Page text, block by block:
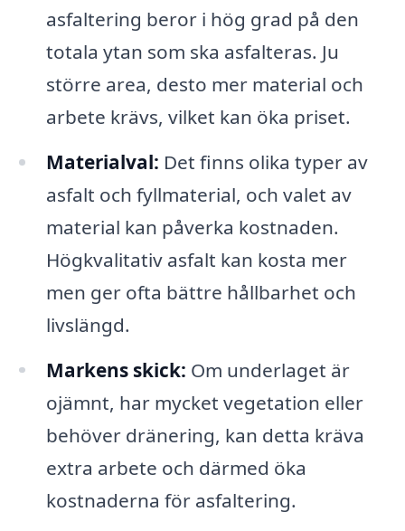
asfaltering beror i hög grad på den
totala ytan som ska asfalteras. Ju
större area, desto mer material och
arbete krävs, vilket kan öka priset.
Materialval: Det finns olika typer av
asfalt och fyllmaterial, och valet av
material kan påverka kostnaden.
Högkvalitativ asfalt kan kosta mer
men ger ofta bättre hållbarhet och
livslängd.
Markens skick: Om underlaget är
ojämnt, har mycket vegetation eller
behöver dränering, kan detta kräva
extra arbete och därmed öka
kostnaderna för asfaltering.